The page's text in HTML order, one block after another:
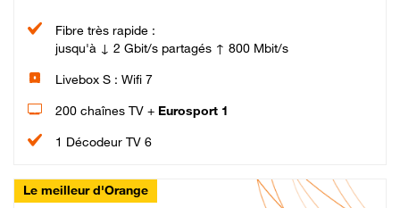
Fibre très rapide :
jusqu'à ↓ 2 Gbit/s partagés ↑ 800 Mbit/s
Livebox S : Wifi 7
200 chaînes TV + Eurosport 1
1 Décodeur TV 6
Le meilleur d'Orange